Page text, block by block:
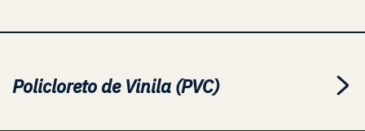
Policloreto de Vinila (PVC)